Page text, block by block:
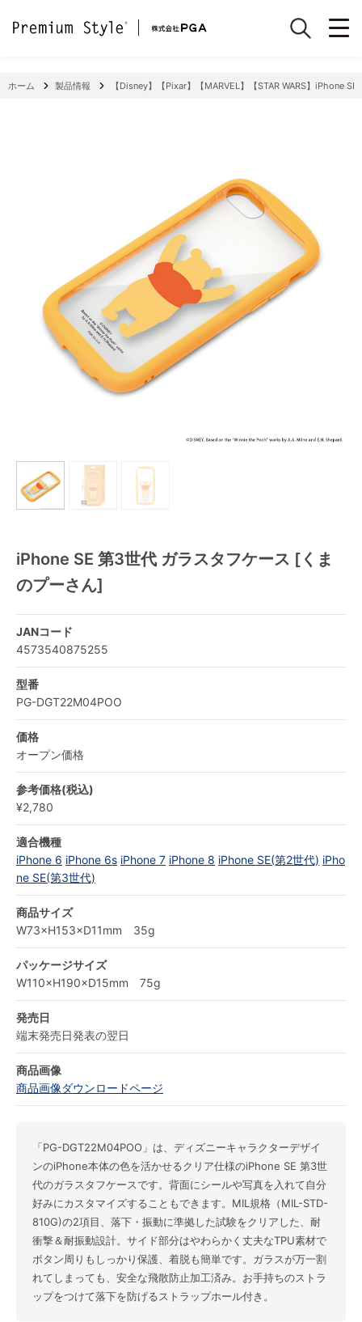
ホーム 製品情報 【Disney】【Pixar】【MARVEL】【STAR WARS】iPhone
iPhone SE 第3世代 ガラスタフケース [くま
のプーさん]
JANコード
4573540875255
型番
PG-DGT22M04POO
価格
オープン価格
参考価格(税込)
¥2,780
適合機種
iPhone 6 iPhone 6s iPhone 7 iPhone 8 iPhone SE(第2世代) iPho
ne SE(第3世代)
商品サイズ
W73×H153×D11mm 35g
パッケージサイズ
W110×H190×D15mm 75g
発売日
端末発売日発表の翌日
商品画像
商品画像ダウンロードページ
「PG-DGT22M04POO」は、ディズニーキャラクターデザイ
ンのiPhone本体の色を活かせるクリア仕様のiPhone SE 第3世
代のガラスタフケースです。背面にシールや写真を入れて自分
好みにカスタマイズすることもできます。MIL規格（MIL-STD-
810G)の2項目、落下・振動に準拠した試験をクリアした、耐
衝撃＆耐振動設計。サイド部分はやわらかく丈夫なTPU素材で
ボタン周りもしっかり保護、着脱も簡単です。ガラスが万一割
れてしまっても、安全な飛散防止加工済み。お手持ちのストラ
ップをつけて落下を防げるストラップホール付き。